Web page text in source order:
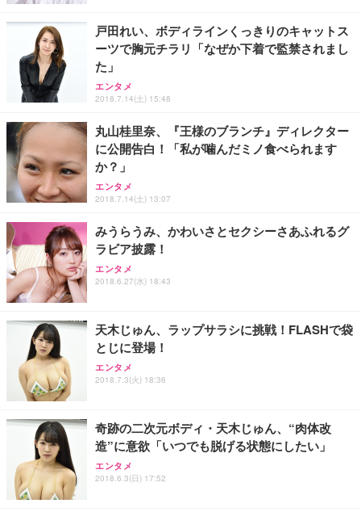
務用 おしゃれ パソコンチェア (ブラック)
Sezlife オフィスチェア デスクチェア 疲れない テレ
ワーク チェア 強化バックレスト 30度ロッキング機
能 人間工学 椅子 腰サポート 90度跳ね上げ式アーム
レスト 3Dヘッドレスト ハンガー付き 高反発クッシ
務用 おしゃれ パソコンチェア (ホワイト)
ANDWINT オフィスチェア デスクチェア 肘なし メ
ッシュ 通気性 ランバーサポート付き 腰サポート ガ
ス圧無段階昇降 360度回転 キャスター付き コンパク
ト 幅52×奥行58.5×高さ84～96cm テレワーク 在宅
￥4,139
【整備済み品】Dell E2724HS 27インチ 液晶モニタ
ー フルHD（1920×1080）VA 非光沢 HDMI/DisplayP
ort/VGA スピーカー内蔵 高さ調整 スイベル VESA対
応 ComfortView ビジネス向け
￥15,800
【MiniLED/24.5inch/280Hz/FHD】GRAPHT THE S
HOOTER Gaming Monitor 24” Essential ゲーミン
グモニター QD 24.5インチ 1ms FHD 量子ドット 残
像低減 (3年保証 | 輝点保証 | 日本メーカー)
￥34,980
Smart Basic(スマートベーシック) 【Amazon.co.jp
限定】 Smart Basic アイリスオーヤマ ペットシーツ
超厚型 お徳用 ワイド 100枚入 (x 1) (ケース販売)
アイリスオーヤマ ペットシーツ 超厚型 お徳用 レギ
ュラー 200枚入【Amazon.co.jp限定】
￥3,731
戸田れい、ボディラインくっきりのキャットス
ーツで胸元チラリ「なぜか下着で監禁されまし
た」
エンタメ
2018.7.14(土) 15:48
丸山桂里奈、『王様のブランチ』ディレクター
に公開告白！「私が噛んだミノ食べられます
か？」
エンタメ
2018.7.14(土) 13:07
みうらうみ、かわいさとセクシーさあふれるグ
ラビア披露！
エンタメ
2018.6.27(水) 18:43
天木じゅん、ラップサラシに挑戦！FLASHで袋
とじに登場！
エンタメ
2018.7.3(火) 18:36
奇跡の二次元ボディ・天木じゅん、“肉体改
造”に意欲「いつでも脱げる状態にしたい」
エンタメ
2018.6.3(日) 17:52